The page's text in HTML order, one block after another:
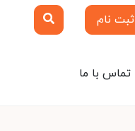
نام
تماس با ما